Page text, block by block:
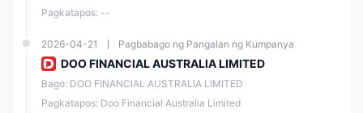
securities, futures, forex, precious metals, commodities, at stock
Doo Prime Minimum Deposit
Account, kailangan ang $100, katulad ng kinakailangan sa standard
Pagkatapos: --
2026-04-21 Pagbabago ng Pangalan ng Kumpanya
DOO FINANCIAL AUSTRALIA LIMITED
Bago: DOO FINANCIAL AUSTRALIA LIMITED
Pagkatapos: Doo Financial Australia Limited